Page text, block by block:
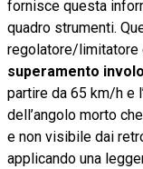
fornisce questa
quadro strumenti.
regolatore/limitatore
superamento
partire da 65 km/h e
dell’angolo morto
e non visibile dai
applicando una